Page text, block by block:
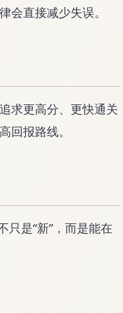
会直接减少失误。
求更高分、更快通关
回报路线。
是“新”，而是能在